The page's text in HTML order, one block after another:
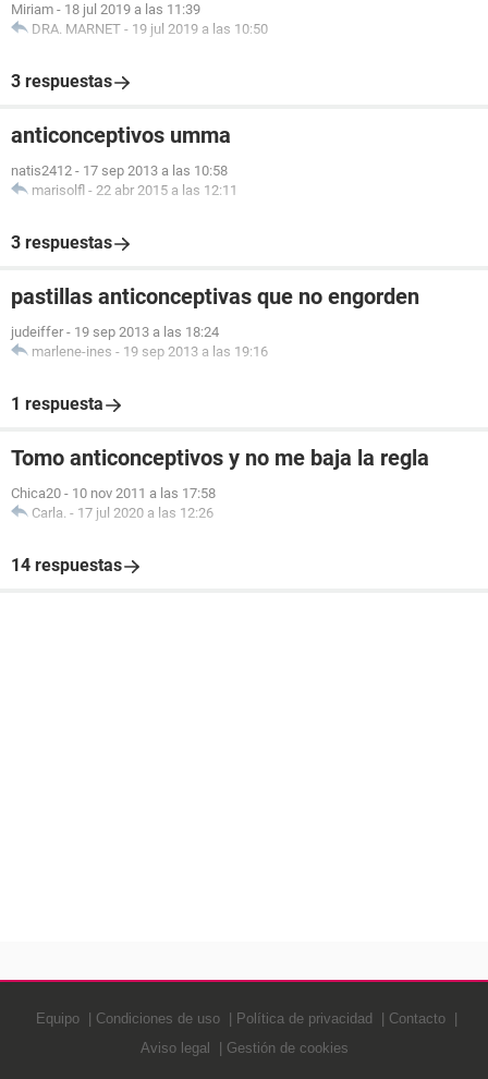
Miriam - 18 jul 2019 a las 11:39
DRA. MARNET - 19 jul 2019 a las 10:50
3 respuestas
anticonceptivos umma
natis2412 - 17 sep 2013 a las 10:58
marisolfl - 22 abr 2015 a las 12:11
3 respuestas
pastillas anticonceptivas que no engorden
judeiffer - 19 sep 2013 a las 18:24
marlene-ines - 19 sep 2013 a las 19:16
1 respuesta
Tomo anticonceptivos y no me baja la regla
Chica20 - 10 nov 2011 a las 17:58
Carla. - 17 jul 2020 a las 12:26
14 respuestas
Equipo Condiciones de uso Política de privacidad
Contacto
Aviso legal
Gestión de cookies